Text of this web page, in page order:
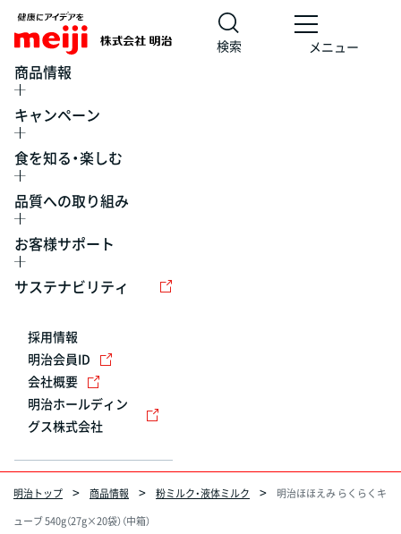
検索 メニュー
商品情報
キャンペーン
食を知る・楽しむ
品質への取り組み
お客様サポート
サステナビリティ
採用情報
明治会員ID
会社概要
明治ホールディン
グス株式会社
明治トップ 商品情報 粉ミルク・液体ミルク
明治ほほえみ らくらくキ
ューブ 540g（27g×20袋）（中箱）